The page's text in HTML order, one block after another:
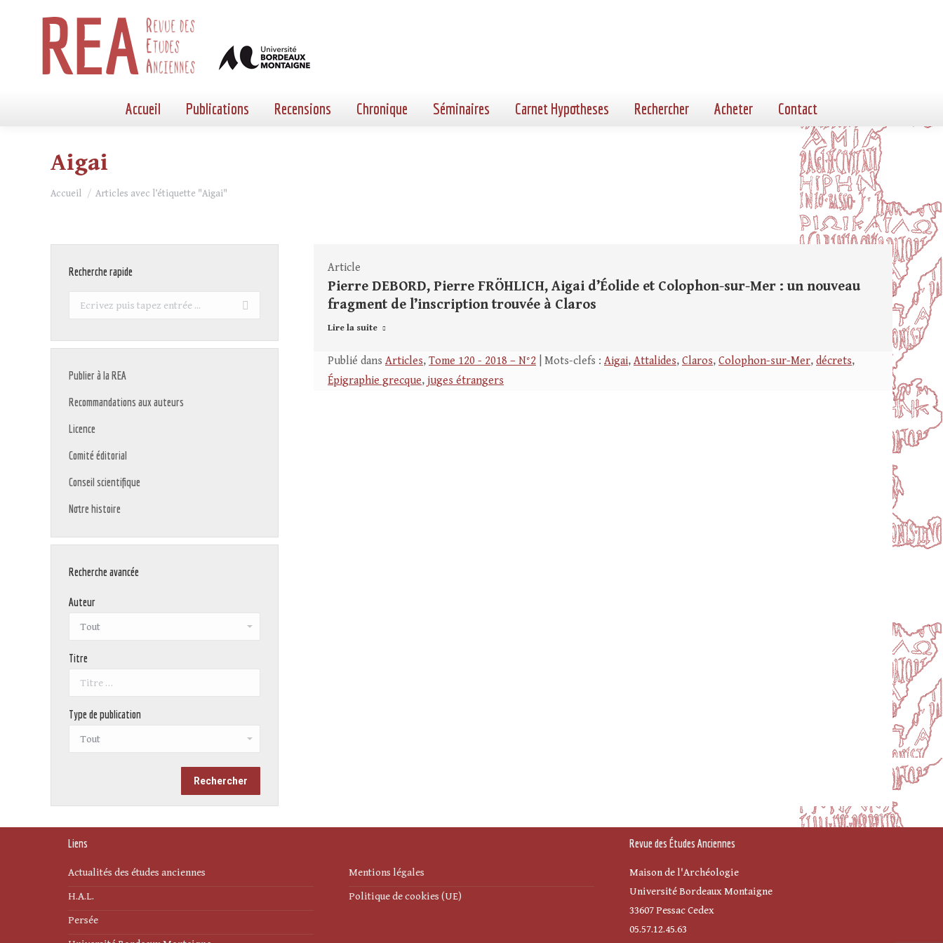
Accueil Publications Recensions Chronique Séminaires Carnet Hypotheses Rechercher Acheter Contact
Aigai
Vous êtes ici :
Accueil Articles avec l’étiquette "Aigai"
Article
Pierre DEBORD, Pierre FRÖHLICH, Aigai d’Éolide et Colophon-sur-Mer : un nouveau
fragment de l’inscription trouvée à Claros
Lire la suite
Publié dans Articles, Tome 120 - 2018 – N°2 | Mots-clefs : Aigai, Attalides, Claros, Colophon-sur-Mer, décrets,
Épigraphie grecque, juges étrangers
Recherche rapide
Recherche
Publier à la REA
Recommandations aux auteurs
Licence
Comité éditorial
Conseil scientifique
Notre histoire
Recherche avancée
Auteur
Titre
Type de publication
Liens
Actualités des études anciennes
H.A.L.
Persée
Mentions légales
Politique de cookies (UE)
Revue des Études Anciennes
Maison de l'Archéologie
Université Bordeaux Montaigne
33607 Pessac Cedex
05.57.12.45.63